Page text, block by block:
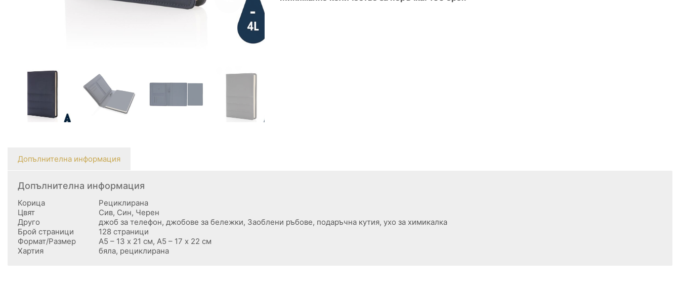
Допълнителна информация
Допълнителна информация
Корица
Рециклирана
Цвят
Сив, Син, Черен
Друго
джоб за телефон, джобове за бележки, Заоблени ръбове, подаръчна кутия, ухо за химикалка
Брой страници
128 страници
Формат/Размер
А5 – 13 х 21 см, А5 – 17 х 22 см
Хартия
бяла, рециклирана